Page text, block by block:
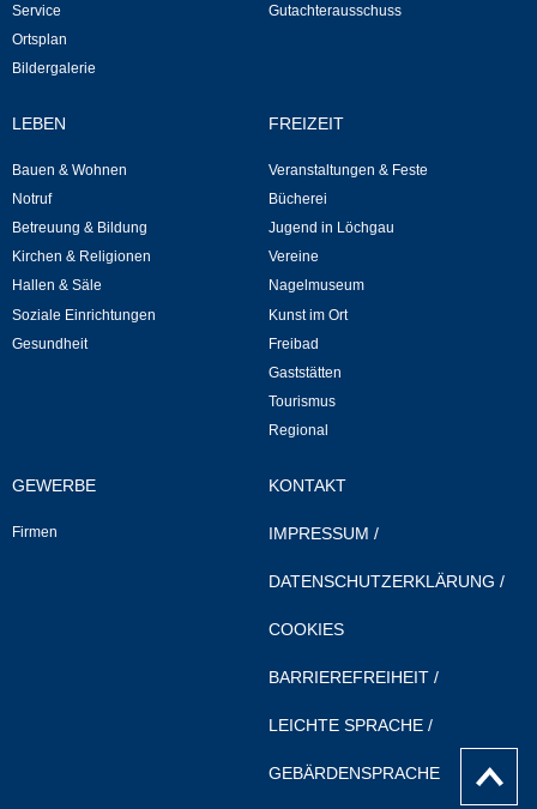
Schulturnhalle
Hallen- und Raumreservierung
Soziale Einrichtungen
Gesundheit
Freizeit
Veranstaltungen & Feste
Service
Ortsplan
Bildergalerie
Gutachterausschuss
LEBEN
Bauen & Wohnen
Notruf
Betreuung & Bildung
Kirchen & Religionen
Hallen & Säle
Soziale Einrichtungen
Gesundheit
FREIZEIT
Veranstaltungen & Feste
Bücherei
Jugend in Löchgau
Vereine
Nagelmuseum
Kunst im Ort
Freibad
Gaststätten
Tourismus
Regional
GEWERBE
Firmen
KONTAKT
IMPRESSUM /
DATENSCHUTZERKLÄRUNG /
COOKIES
BARRIEREFREIHEIT /
LEICHTE SPRACHE /
GEBÄRDENSPRACHE
Oben